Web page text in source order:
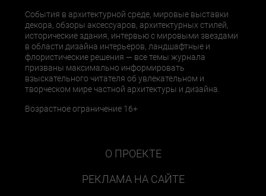
События в архитектурной среде, мировые выставки
декора, обзоры аксессуаров, архитектурных стилей,
исторические здания, интервью с мировыми звездами
в области дизайна интерьеров, ландшафтные и
флористические решения — все темы журнала
призваны максимально информировать
взыскательного читателя об увлекательном и
творческом мире частной архитектуры и дизайна.
Возрастное ограничение 16+
О ПРОЕКТЕ
РЕКЛАМА НА САЙТЕ